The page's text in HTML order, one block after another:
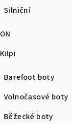
Silniční
ON
Kilpi
Barefoot boty
Volnočasové boty
Běžecké boty